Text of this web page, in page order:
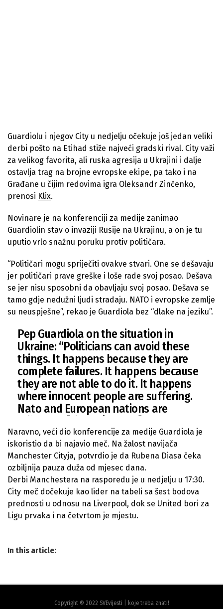
Guardiolu i njegov City u nedjelju očekuje još jedan veliki
derbi pošto na Etihad stiže najveći gradski rival. City važi
za velikog favorita, ali ruska agresija u Ukrajini i dalje
ostavlja trag na brojne evropske ekipe, pa tako i na
Građane u čijim redovima igra Oleksandr Zinčenko,
prenosi Klix.
Novinare je na konferenciji za medije zanimao
Guardiolin stav o invaziji Rusije na Ukrajinu, a on je tu
uputio vrlo snažnu poruku protiv političara.
“Političari mogu spriječiti ovakve stvari. One se dešavaju
jer političari prave greške i loše rade svoj posao. Dešava
se jer nisu sposobni da obavljaju svoj posao. Dešava se
tamo gdje nedužni ljudi stradaju. NATO i evropske zemlje
su neuspješne”, rekao je Guardiola bez “dlake na jeziku”.
Pep Guardiola on the situation in
Ukraine: “Politicians can avoid these
things. It happens because they are
complete failures. It happens because
they are not able to do it. It happens
where innocent people are suffering.
Nato and European nations are
— City Xtra (@City_Xtra)March 4, 2022
Naravno, veći dio konferencije za medije Guardiola je
iskoristio da bi najavio meč. Na žalost navijača
Manchester Cityja, potvrdio je da Rubena Diasa čeka
ozbiljnija pauza duža od mjesec dana.
Derbi Manchestera na rasporedu je u nedjelju u 17:30.
City meč dočekuje kao lider na tabeli sa šest bodova
prednosti u odnosu na Liverpool, dok se United bori za
Ligu prvaka i na četvrtom je mjestu.
In this article:
Copyright © 2022 SVEvijesti | koje treba znati!